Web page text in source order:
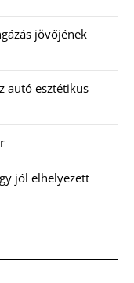
jövőjének
autó esztétikus
jól elhelyezett